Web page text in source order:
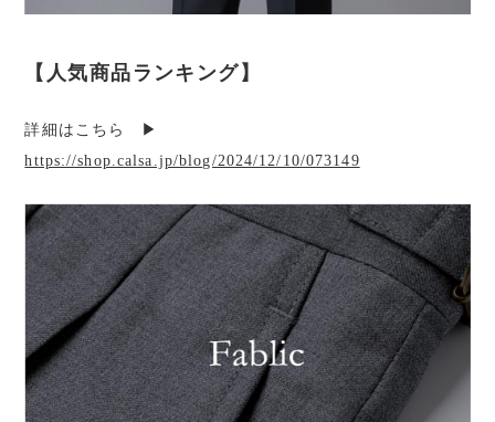
【人気商品ランキング】
詳細はこちら ▶︎
https://shop.calsa.jp/blog/2024/12/10/073149